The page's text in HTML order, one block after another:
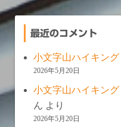
最近のコメント
小文字山ハイキング
2026年5月20日
小文字山ハイキング
ん より
2026年5月20日